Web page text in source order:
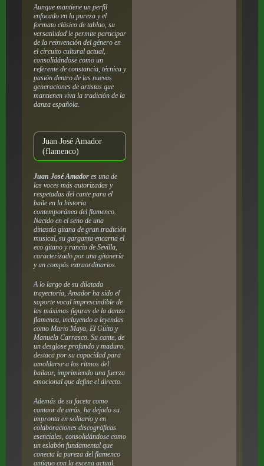
Aunque mantiene un perfil
enfocado en la pureza y el
formato clásico de tablao, su
versatilidad le permite participar
de la reinvención del género en
el circuito cultural actual,
consolidándose como un
referente de constancia, técnica y
pasión dentro de las nuevas
generaciones de artistas que
mantienen viva la tradición de la
danza española.
Juan José Amador
(flamenco)
Juan José Amadores una de
las voces más autorizadas y
respetadas del cante para el
baile en la historia
contemporánea del flamenco.
Nacido en el seno de una
dinastía gitana de gran tradición
musical, su garganta encarna el
eco gitano y rancio de Sevilla,
caracterizado por una gitanería
y un compás extraordinarios.
A lo largo de su dilatada
trayectoria, Amador ha sido el
soporte vocal imprescindible de
las máximas figuras de la danza
flamenca, incluyendo a leyendas
como Mario Maya, El Güito y
Manuela Carrasco. Su cante, de
un desglose profundo y maduro,
destaca por su capacidad para
amoldarse a los ritmos del
bailaor, imprimiendo una fuerza
emocional que define el directo.
Además de su faceta como
cantaor de atrás, ha dejado su
impronta en solitario y en
colaboraciones discográficas
esenciales, consolidándose como
un eslabón fundamental que
conecta la pureza del flamenco
antiguo con la escena actual.